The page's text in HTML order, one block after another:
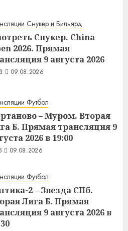
Снукер и Бильярд
Снукер. China
2026. Прямая
9 августа 2026
09.08.2026
Футбол
– Муром. Вторая
Б. Прямая трансляция 9
2026 в 19:00
09.08.2026
Футбол
2 – Звезда СПб.
Лига Б. Прямая
9 августа 2026 в